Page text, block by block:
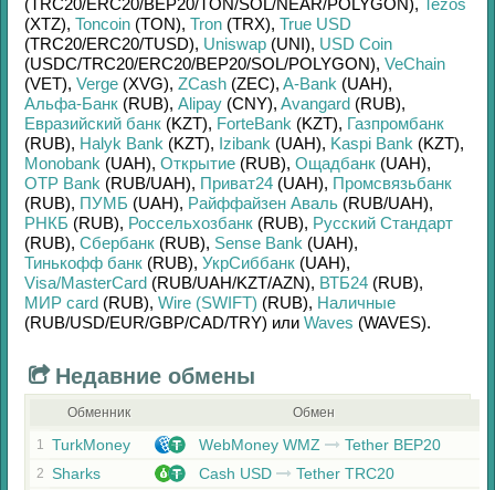
(TRC20/ERC20/BEP20/TON/SOL/NEAR/POLYGON), Tezos
(XTZ), Toncoin (TON), Tron (TRX), True USD
(TRC20/ERC20/TUSD), Uniswap (UNI), USD Coin
(USDC/TRC20/ERC20/BEP20/SOL/POLYGON), VeChain
(VET), Verge (XVG), ZCash (ZEC), A-Bank (UAH),
Альфа-Банк (RUB), Alipay (CNY), Avangard (RUB),
Евразийский банк (KZT), ForteBank (KZT), Газпромбанк
(RUB), Halyk Bank (KZT), Izibank (UAH), Kaspi Bank (KZT),
Monobank (UAH), Открытие (RUB), Ощадбанк (UAH),
OTP Bank (RUB/UAH), Приват24 (UAH), Промсвязьбанк
(RUB), ПУМБ (UAH), Райффайзен Аваль (RUB/UAH),
РНКБ (RUB), Россельхозбанк (RUB), Русский Стандарт
(RUB), Сбербанк (RUB), Sense Bank (UAH),
Тинькофф банк (RUB), УкрСиббанк (UAH),
Visa/MasterCard (RUB/UAH/KZT/AZN), ВТБ24 (RUB),
МИР card (RUB), Wire (SWIFT) (RUB), Наличные
(RUB/USD/EUR/GBP/CAD/TRY) или Waves (WAVES).
Недавние обмены
Обменник Обмен
1 TurkMoney WebMoney WMZ Tether BEP20
2 Sharks Cash USD Tether TRC20